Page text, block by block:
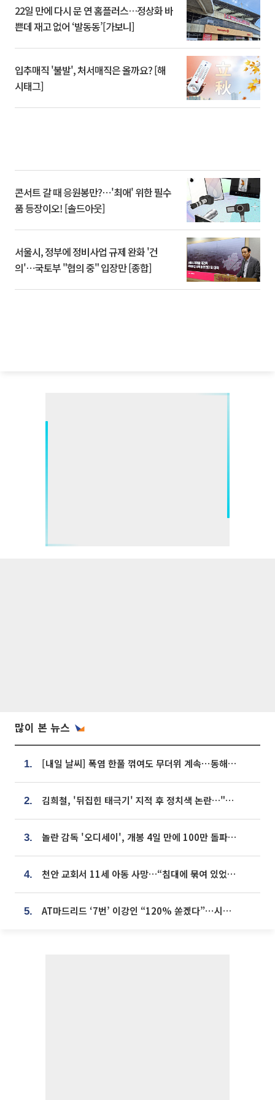
22일 만에 다시 문 연 홈플러스…정상화 바
쁜데 재고 없어 ‘발동동’[가보니]
입추매직 '불발', 처서매직은 올까요? [해
시태그]
콘서트 갈 때 응원봉만?⋯'최애' 위한 필수
품 등장이오! [솔드아웃]
서울시, 정부에 정비사업 규제 완화 '건
의'⋯국토부 "협의 중" 입장만 [종합]
많이 본 뉴스
1. [내일 날씨] 폭염 한풀 꺾여도 무더위 계속⋯동해안 이틀 연속 비
2. 김희철, '뒤집힌 태극기' 지적 후 정치색 논란…"좌우 떠나 우리나라 국기"
3. 놀란 감독 '오디세이', 개봉 4일 만에 100만 돌파⋯'왕사남' 보다 빠르다
4. 천안 교회서 11세 아동 사망…“침대에 묶여 있었다” 진술 확보
5. AT마드리드 ‘7번’ 이강인 “120% 쏟겠다”⋯시메오네 감독 “필요한 선수”